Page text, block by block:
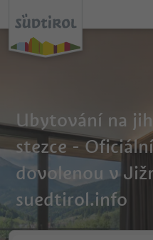
Ubytování na
stezce -
dovolenou v
suedtirol.info